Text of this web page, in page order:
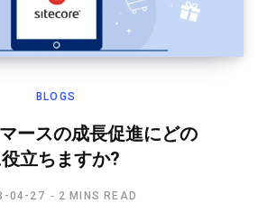
BLOGS
ースの成長促進にどの
立ちますか?
04-27 2 MINS READ